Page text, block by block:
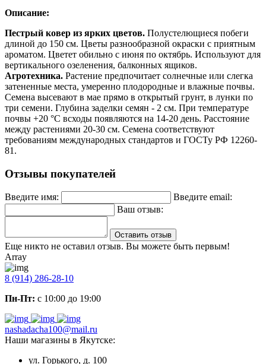
Описание:
Пестрый ковер из ярких цветов. Полустелющиеся побеги
длиной до 150 см. Цветы разнообразной окраски с приятным
ароматом. Цветет обильно с июня по октябрь. Используют для
вертикального озеленения, балконных ящиков.
Агротехника. Растение предпочитает солнечные или слегка
затененные места, умеренно плодородные и влажные почвы.
Семена высевают в мае прямо в открытый грунт, в лунки по
три семени. Глубина заделки семян - 2 см. При температуре
почвы +20 °C всходы появляются на 14-20 день. Расстояние
между растениями 20-30 см. Семена соответствуют
требованиям международных стандартов и ГОСТу РФ 12260-
81.
Отзывы покупателей
Введите имя:
Введите email:
Ваш отзыв:
Оставить отзыв
Еще никто не оставил отзыв. Вы можете быть первым!
Array
8 (914) 286-28-10
Пн-Пт: с 10:00 до 19:00
nashadacha100@mail.ru
Наши магазины в Якутске:
ул. Горького, д. 100